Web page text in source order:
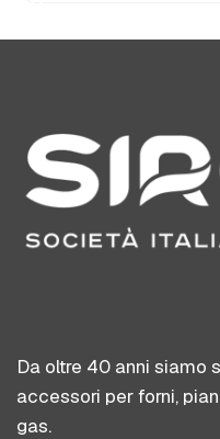
Da oltre 40 anni siamo
accessori per forni,
gas.